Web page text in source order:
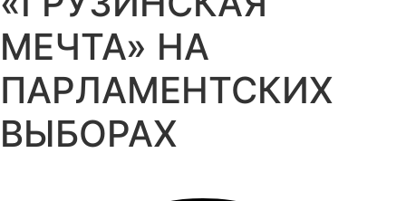
МЕЧТА» НА
ПАРЛАМЕНТСКИХ
ВЫБОРАХ